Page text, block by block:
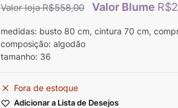
R$558,00 R$
medidas: busto 80 cm, cintura 70 cm,
composição: algodão
tamanho: 36
Fora de estoque
Adicionar a Lista de Desejos